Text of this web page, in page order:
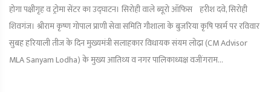
होगा पक्षीगृह व ट्रोमा सेंटर का उद्घाटन। सिरोही वाले ब्यूरो ऑफिस हरीश दवे, सिरोही
शिवगंज। श्रीराम कृष्ण गोपाल प्राणी सेवा समिति गौशाला के बुजरिया कृषि फार्म पर रविवार
सुबह हरियाली तीज के दिन मुख्यमंत्री सलाहकार विधायक संयम लोढ़ा (CM Advisor
MLA Sanyam Lodha) के मुख्य आतिथ्य व नगर पालिकाध्यक्ष वजींगराम...